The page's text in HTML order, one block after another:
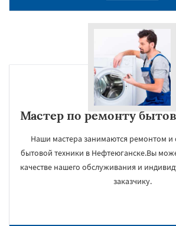
Мастер по ремонту
Наши мастера занимаются ремонтом
бытовой техники в Нефтеюганске.Вы
качестве нашего обслуживания и
заказчику.